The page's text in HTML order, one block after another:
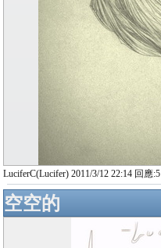
LuciferC(Lucifer) 2011/3/12 22:14 回應:5
空空的